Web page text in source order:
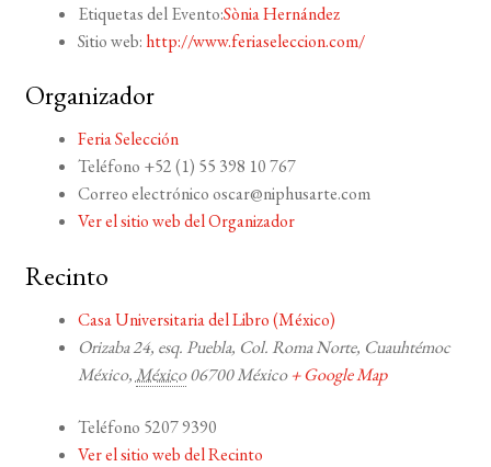
Etiquetas del Evento:Sònia Hernández
Sitio web: http://www.feriaseleccion.com/
Organizador
Feria Selección
Teléfono +52 (1) 55 398 10 767
Correo electrónicooscar@niphusarte.com
Ver el sitio web del Organizador
Recinto
Casa Universitaria del Libro (México)
Orizaba 24, esq. Puebla, Col. Roma Norte, Cuauhtémoc
México,México 06700México + Google Map
Teléfono 5207 9390
Ver el sitio web del Recinto